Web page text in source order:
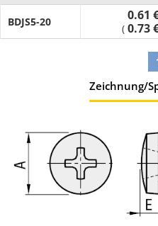
BDJS5-20 0.61
( 0.73
Zeichnung/